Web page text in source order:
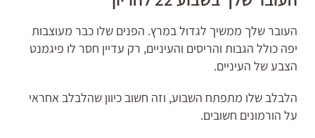
העובר שלך ממשיך לגדול במרץ. הפנים שלו כבר מעוצבות
יפה כולל הגבות והריסים והעיניים, רק עדיין חסר לו פיגמנט
הצבע של העיניים.
הלבלב שלו מתפתח השבוע, וזה חשוב כיוון שהלבלב אחראי
על הורמונים חשובים.